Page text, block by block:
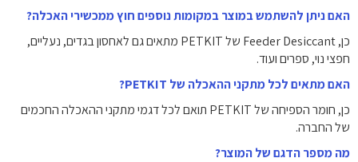
האם ניתן להשתמש במוצר במקומות נוספים חוץ ממכשירי האכלה?
כן, Feeder Desiccant של PETKIT מתאים גם לאחסון בגדים, נעליים,
חפצי נוי, ספרים ועוד.
האם מתאים לכל מתקני ההאכלה של PETKIT?
כן, חומר הספיחה של PETKIT תואם לכל דגמי מתקני ההאכלה החכמים
של החברה.
מה מספר הדגם של המוצר?